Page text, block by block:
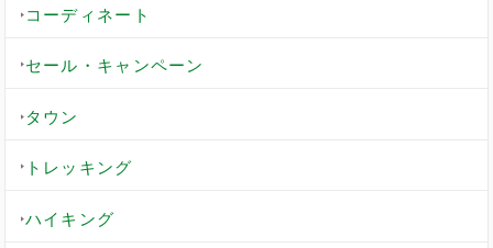
コーディネート
セール・キャンペーン
タウン
トレッキング
ハイキング